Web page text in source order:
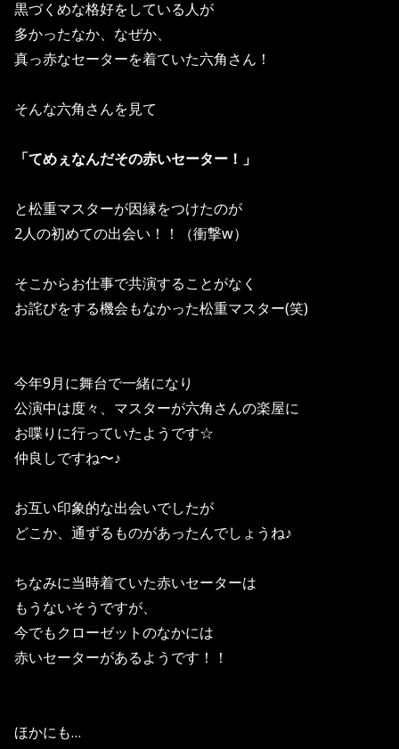
黒づくめな格好をしている人が
多かったなか、なぜか、
真っ赤なセーターを着ていた六角さん！
そんな六角さんを見て
「てめぇなんだその赤いセーター！」
と松重マスターが因縁をつけたのが
2人の初めての出会い！！（衝撃w）
そこからお仕事で共演することがなく
お詫びをする機会もなかった松重マスター(笑)
今年9月に舞台で一緒になり
公演中は度々、マスターが六角さんの楽屋に
お喋りに行っていたようです☆
仲良しですね〜♪
お互い印象的な出会いでしたが
どこか、通ずるものがあったんでしょうね♪
ちなみに当時着ていた赤いセーターは
もうないそうですが、
今でもクローゼットのなかには
赤いセーターがあるようです！！
ほかにも…